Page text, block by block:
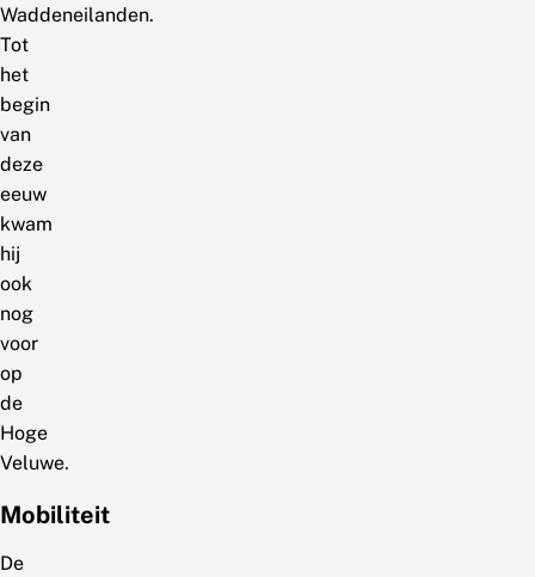
Waddeneilanden.
Tot
het
begin
van
deze
eeuw
kwam
hij
ook
nog
voor
op
de
Hoge
Veluwe.
Mobiliteit
De